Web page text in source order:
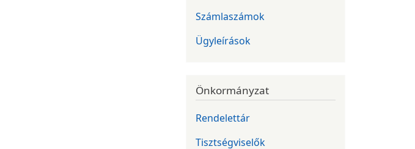
Számlaszámok
Ügyleírások
Önkormányzat
Rendelettár
Tisztségviselők